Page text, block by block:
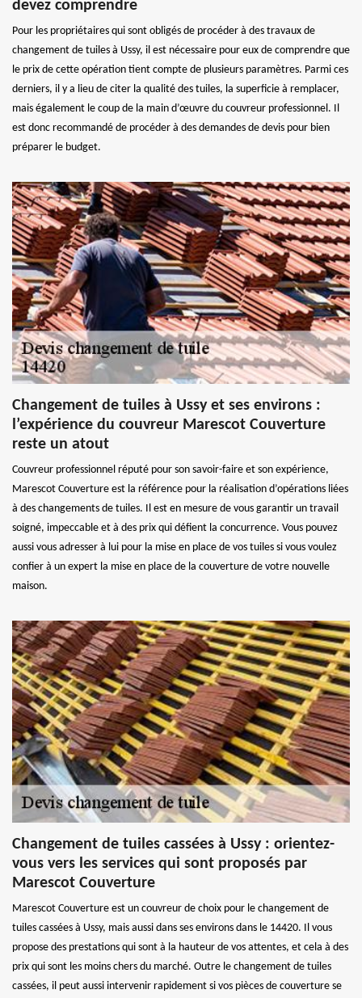
devez comprendre
Pour les propriétaires qui sont obligés de procéder à des travaux de
changement de tuiles à Ussy, il est nécessaire pour eux de comprendre que
le prix de cette opération tient compte de plusieurs paramètres. Parmi ces
derniers, il y a lieu de citer la qualité des tuiles, la superficie à remplacer,
mais également le coup de la main d’œuvre du couvreur professionnel. Il
est donc recommandé de procéder à des demandes de devis pour bien
préparer le budget.
Changement de tuiles à Ussy et ses environs :
l’expérience du couvreur Marescot Couverture
reste un atout
Couvreur professionnel réputé pour son savoir-faire et son expérience,
Marescot Couverture est la référence pour la réalisation d’opérations liées
à des changements de tuiles. Il est en mesure de vous garantir un travail
soigné, impeccable et à des prix qui défient la concurrence. Vous pouvez
aussi vous adresser à lui pour la mise en place de vos tuiles si vous voulez
confier à un expert la mise en place de la couverture de votre nouvelle
maison.
Changement de tuiles cassées à Ussy : orientez-
vous vers les services qui sont proposés par
Marescot Couverture
Marescot Couverture est un couvreur de choix pour le changement de
tuiles cassées à Ussy, mais aussi dans ses environs dans le 14420. Il vous
propose des prestations qui sont à la hauteur de vos attentes, et cela à des
prix qui sont les moins chers du marché. Outre le changement de tuiles
cassées, il peut aussi intervenir rapidement si vos pièces de couverture se